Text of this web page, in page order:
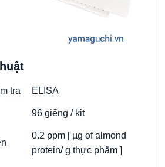
tra ELISA
96 giếng / kit
0.2 ppm [ µg of almond
protein/ g thực phẩm ]